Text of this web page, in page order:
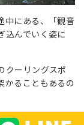
中にある、「観音
込んでいく姿に
クーリングスポ
かることもあるの